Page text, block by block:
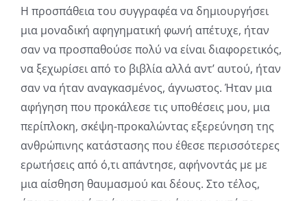
Η προσπάθεια του συγγραφέα να δημιουργήσει
μια μοναδική αφηγηματική φωνή απέτυχε, ήταν
σαν να προσπαθούσε πολύ να είναι διαφορετικός,
να ξεχωρίσει από το βιβλία αλλά αντ’ αυτού, ήταν
σαν να ήταν αναγκασμένος, άγνωστος. Ήταν μια
αφήγηση που προκάλεσε τις υποθέσεις μου, μια
περίπλοκη, σκέψη-προκαλώντας εξερεύνηση της
ανθρώπινης κατάστασης που έθεσε περισσότερες
ερωτήσεις από ό,τι απάντησε, αφήνοντάς με με
μια αίσθηση θαυμασμού και δέους. Στο τέλος,